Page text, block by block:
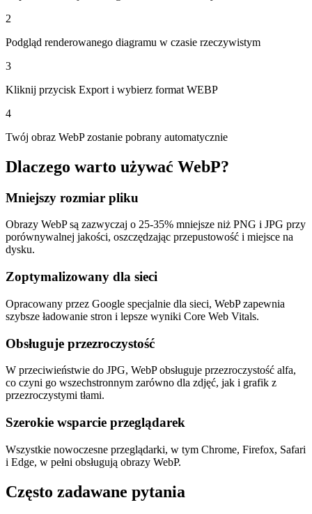
2
Podgląd renderowanego diagramu w czasie rzeczywistym
3
Kliknij przycisk Export i wybierz format WEBP
4
Twój obraz WebP zostanie pobrany automatycznie
Dlaczego warto używać WebP?
Mniejszy rozmiar pliku
Obrazy WebP są zazwyczaj o 25-35% mniejsze niż PNG i JPG przy
porównywalnej jakości, oszczędzając przepustowość i miejsce na
dysku.
Zoptymalizowany dla sieci
Opracowany przez Google specjalnie dla sieci, WebP zapewnia
szybsze ładowanie stron i lepsze wyniki Core Web Vitals.
Obsługuje przezroczystość
W przeciwieństwie do JPG, WebP obsługuje przezroczystość alfa,
co czyni go wszechstronnym zarówno dla zdjęć, jak i grafik z
przezroczystymi tłami.
Szerokie wsparcie przeglądarek
Wszystkie nowoczesne przeglądarki, w tym Chrome, Firefox, Safari
i Edge, w pełni obsługują obrazy WebP.
Często zadawane pytania